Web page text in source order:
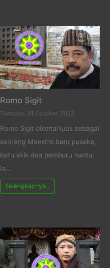
Romo Sigit
Tuesday, 31 October 2023
Romo Sigit dikenal luas sebagai
seorang Maestro batu pusaka,
batu akik dan pemburu hantu.
Ia…
Selengkapnya...